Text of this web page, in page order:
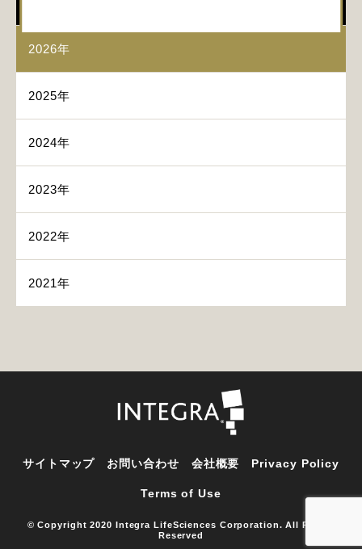
2026年
2025年
2024年
2023年
2022年
2021年
サイトマップ お問い合わせ 会社概要 Privacy Policy
Terms of Use
© Copyright 2020 Integra LifeSciences Corporation. All Rights
Reserved